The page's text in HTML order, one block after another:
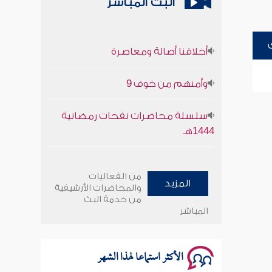
1444هـ
وأمنهم من خوف 9
سلسلة محاضرات نفحات رمضانية
المزيد
من الفعاليات
والمحاضرات الأرشيفية
من خدمة البث
المباشر
الأكثر استماعا لهذا الشهر